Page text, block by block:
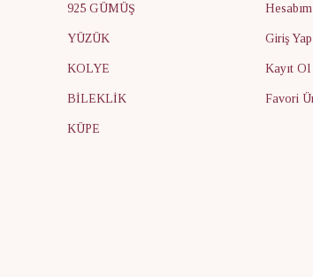
925 GÜMÜŞ
YÜZÜK
KOLYE
BİLEKLİK
KÜPE
Hesabım
Giriş Yap
Kayıt Ol
Favori